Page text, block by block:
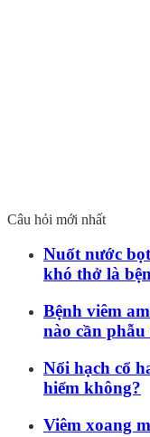
Câu hỏi mới nhất
Nuốt nước
khó thở là
Bệnh viêm
nào cần
Nổi hạch cổ
hiểm không?
Viêm xoang